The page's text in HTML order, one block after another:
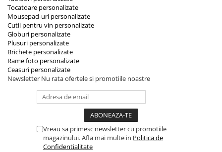
Tocatoare personalizate
Mousepad-uri personalizate
Cutii pentru vin personalizate
Globuri personalizate
Plusuri personalizate
Brichete personalizate
Rame foto personalizate
Ceasuri personalizate
Newsletter Nu rata ofertele si promotiile noastre
Vreau sa primesc newsletter cu promotiile
magazinului. Afla mai multe in Politica de
Confidentialitate